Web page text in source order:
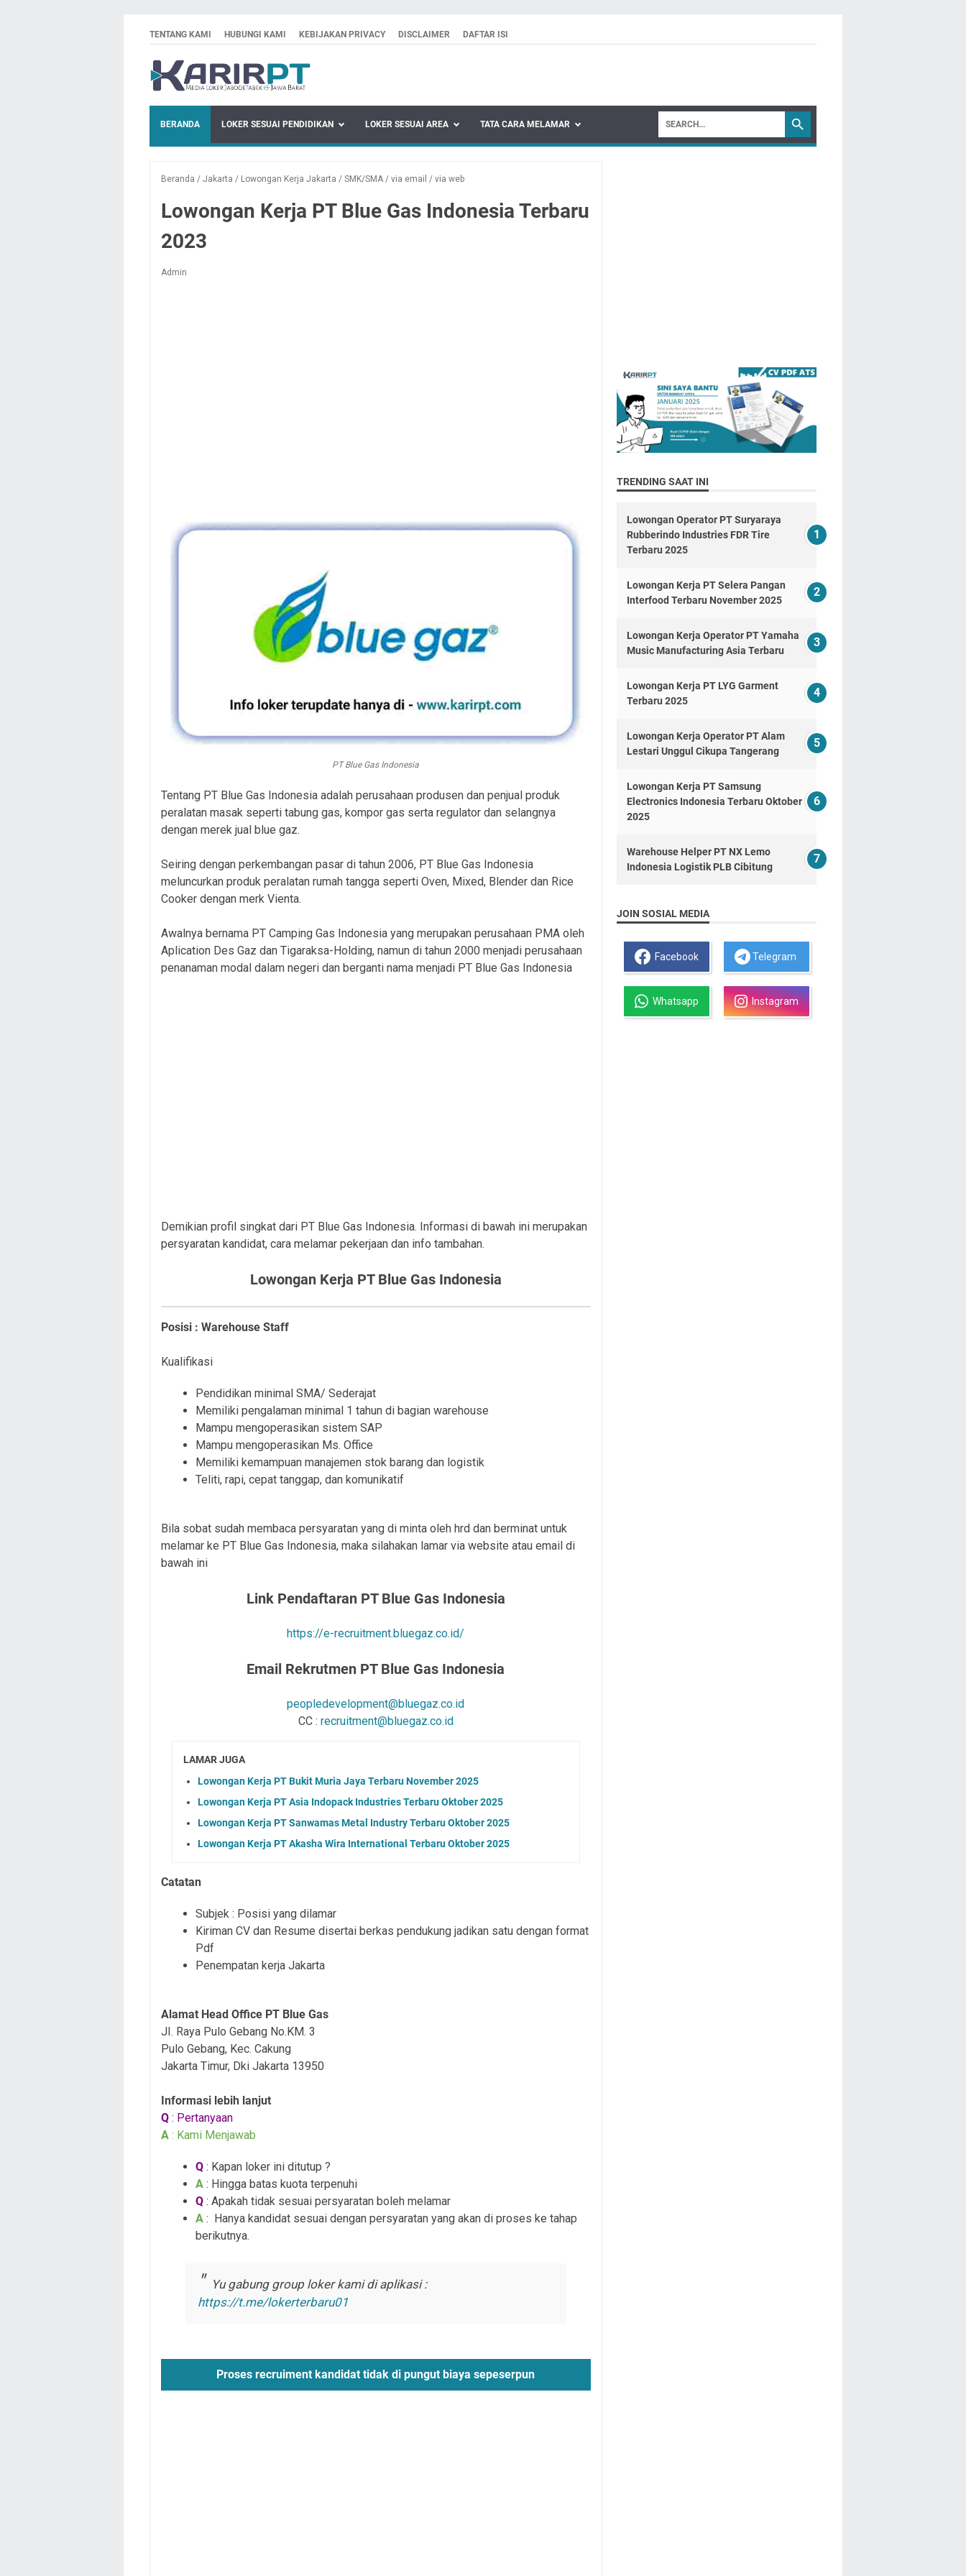
TENTANG KAMI HUBUNGI KAMI KEBIJAKAN PRIVACY DISCLAIMER DAFTAR ISI
BERANDA LOKER SESUAI PENDIDIKAN LOKER SESUAI AREA TATA CARA MELAMAR
Beranda / Jakarta / Lowongan Kerja Jakarta / SMK/SMA / via email / via web
Lowongan Kerja PT Blue Gas Indonesia Terbaru
2023
Admin
PT Blue Gas Indonesia
Tentang PT Blue Gas Indonesia adalah perusahaan produsen dan penjual produk
peralatan masak seperti tabung gas, kompor gas serta regulator dan selangnya
dengan merek jual blue gaz.
Seiring dengan perkembangan pasar di tahun 2006, PT Blue Gas Indonesia
meluncurkan produk peralatan rumah tangga seperti Oven, Mixed, Blender dan Rice
Cooker dengan merk Vienta.
Awalnya bernama PT Camping Gas Indonesia yang merupakan perusahaan PMA oleh
Aplication Des Gaz dan Tigaraksa-Holding, namun di tahun 2000 menjadi perusahaan
penanaman modal dalam negeri dan berganti nama menjadi PT Blue Gas Indonesia
Demikian profil singkat dari PT Blue Gas Indonesia. Informasi di bawah ini merupakan
persyaratan kandidat, cara melamar pekerjaan dan info tambahan.
Lowongan Kerja PT Blue Gas Indonesia
Posisi : Warehouse Staff
Kualifikasi
Pendidikan minimal SMA/ Sederajat
Memiliki pengalaman minimal 1 tahun di bagian warehouse
Mampu mengoperasikan sistem SAP
Mampu mengoperasikan Ms. Office
Memiliki kemampuan manajemen stok barang dan logistik
Teliti, rapi, cepat tanggap, dan komunikatif
Bila sobat sudah membaca persyaratan yang di minta oleh hrd dan berminat untuk
melamar ke PT Blue Gas Indonesia, maka silahakan lamar via website atau email di
bawah ini
Link Pendaftaran PT Blue Gas Indonesia
https://e-recruitment.bluegaz.co.id/
Email Rekrutmen PT Blue Gas Indonesia
peopledevelopment@bluegaz.co.id
CC : recruitment@bluegaz.co.id
LAMAR JUGA
Lowongan Kerja PT Bukit Muria Jaya Terbaru November 2025
Lowongan Kerja PT Asia Indopack Industries Terbaru Oktober 2025
Lowongan Kerja PT Sanwamas Metal Industry Terbaru Oktober 2025
Lowongan Kerja PT Akasha Wira International Terbaru Oktober 2025
Catatan
Subjek : Posisi yang dilamar
Kiriman CV dan Resume disertai berkas pendukung jadikan satu dengan format
Pdf
Penempatan kerja Jakarta
Alamat Head Office PT Blue Gas
JI. Raya Pulo Gebang No.KM. 3
Pulo Gebang, Kec. Cakung
Jakarta Timur, Dki Jakarta 13950
Informasi lebih lanjut
Q : Pertanyaan
A : Kami Menjawab
Q : Kapan loker ini ditutup ?
A : Hingga batas kuota terpenuhi
Q : Apakah tidak sesuai persyaratan boleh melamar
A : Hanya kandidat sesuai dengan persyaratan yang akan di proses ke tahap
berikutnya.
Yu gabung group loker kami di aplikasi :
https://t.me/lokerterbaru01
Proses recruiment kandidat tidak di pungut biaya sepeserpun
TRENDING SAAT INI
Lowongan Operator PT Suryaraya
Rubberindo Industries FDR Tire
Terbaru 2025
Lowongan Kerja PT Selera Pangan
Interfood Terbaru November 2025
Lowongan Kerja Operator PT Yamaha
Music Manufacturing Asia Terbaru
Lowongan Kerja PT LYG Garment
Terbaru 2025
Lowongan Kerja Operator PT Alam
Lestari Unggul Cikupa Tangerang
Lowongan Kerja PT Samsung
Electronics Indonesia Terbaru Oktober
2025
Warehouse Helper PT NX Lemo
Indonesia Logistik PLB Cibitung
JOIN SOSIAL MEDIA
Facebook Telegram
Whatsapp Instagram